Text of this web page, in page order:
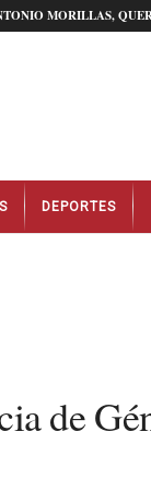
MORILLAS,
DEPORTES
de